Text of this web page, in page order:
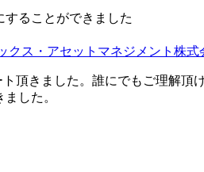
ることができました
ス・アセットマネジメント株式
頂きました。誰にでもご理解
した。